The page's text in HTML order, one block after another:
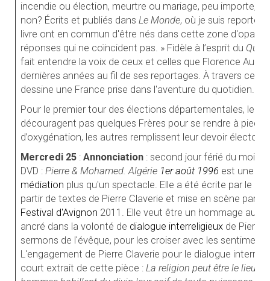
incendie ou élection, meurtre ou mariage, peu importe,
non? Écrits et publiés dans Le Monde, où je suis reporter,
livre ont en commun d'être nés dans cette zone
réponses qui ne coïncident pas. » Fidèle à l’esprit du Quai
fait entendre la voix de ceux et celles que Florence
dernières années au fil de ses reportages. À travers ces
dessine une France prise dans l'aventure du quotidien.
Pour le premier tour des élections départementales, le
découragent pas quelques Frères pour se rendre à pied
d’oxygénation, les autres remplissent leur devoir
Mercredi 25 : Annonciation : second jour férié du mois,
DVD : Pierre & Mohamed. Algérie 1er août 1996 est une
médiation plus qu'un spectacle. Elle a été écrite par le
partir de textes de Pierre Claverie et mise en scène par
Festival d'Avignon 2011. Elle veut être un hommage au
ancré dans la volonté de dialogue interreligieux de Pierre
sermons de l'évêque, pour les croiser avec les
L'engagement de Pierre Claverie pour le dialogue
court extrait de cette pièce : La religion peut être le lieu